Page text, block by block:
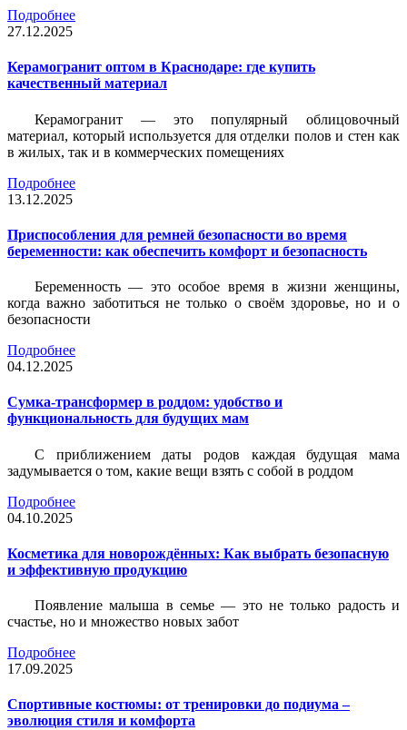
Подробнее
27.12.2025
Керамогранит оптом в Краснодаре: где купить
качественный материал
Керамогранит — это популярный облицовочный
материал, который используется для отделки полов и стен как
в жилых, так и в коммерческих помещениях
Подробнее
13.12.2025
Приспособления для ремней безопасности во время
беременности: как обеспечить комфорт и безопасность
Беременность — это особое время в жизни женщины,
когда важно заботиться не только о своём здоровье, но и о
безопасности
Подробнее
04.12.2025
Сумка-трансформер в роддом: удобство и
функциональность для будущих мам
С приближением даты родов каждая будущая мама
задумывается о том, какие вещи взять с собой в роддом
Подробнее
04.10.2025
Косметика для новорождённых: Как выбрать безопасную
и эффективную продукцию
Появление малыша в семье — это не только радость и
счастье, но и множество новых забот
Подробнее
17.09.2025
Спортивные костюмы: от тренировки до подиума –
эволюция стиля и комфорта